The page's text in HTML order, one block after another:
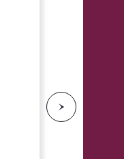
N
e
s
t
e
s
i
d
e